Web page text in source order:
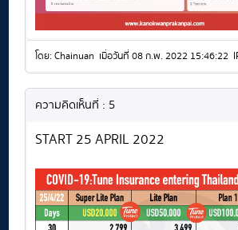
โดย: Chainuan เมื่อวันที่ 08 ก.พ. 2022 15:46:22
ความคิดเห็นที่ : 5
START 25 APRIL 2022